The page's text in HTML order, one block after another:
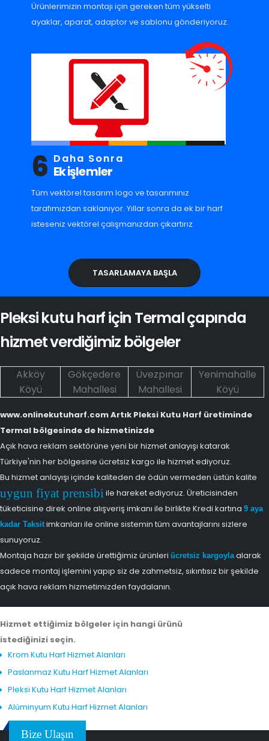
Ürünlerimizin montajı için gereken tüm yükselti
ayaklar, aparat, adaptor ve sablonu gönderiyoruz.
6 Daha Sonra
Ek işlemler
Tüm vektörel tasarım logo ve tasarımınız
tarafımızdan saklanıyor. Yıllar sonra da ek bir harf
isteseniz vektörel çalışmanızdan çıkartırız.
TASARLAMAYA BAŞLA
Pleksi kutu harf için Termal çapında
hizmet verdiğimiz bölgeler
Akköy
Köyü
Gökçedere
Mahallesi
Üvezpınar
Mahallesi
Yenimahalle
Köyü
www.onlinekutuharf.com Artık Pleksi Kutu Harf üretiminde
Termal bölgesinde de hizmetinizde
Açık hava reklam sektörüne yeni bir hizmet anlayışı katarak
Türkiye'nin her bölgesine ücretsiz kargo ile hizmet ediyoruz.
Bu hizmet anlayışı içinde kaliteden de ödün vermeden üstün kalite
uygun fiyat prensibi ile hareket ediyoruz. Üreticisinden
tüketicisine direk online alışveriş imkanı ile birlikte Kredi kartına 9 aya
kadar Taksitimkanları ile online sistemin tüm avantajlarını sizlere
sunuyoruz.
Montaja hazır bir şekilde ürettiğimiz ürünleri ücretsiz kargoylaalarak
sadece montaj işlemini yapıp siz de zahmetsiz, sıkıntısız bir şekilde
açık hava reklam hizmetimizden faydalanın.
Hizmet ettiğimiz bölgeler için hangi ürünü
istediğinizi seçin.
Krom Kutu Harf Hizmet Alanları
Paslanmaz Kutu Harf Hizmet Alanları
Pleksi Kutu Harf Hizmet Alanları
Alüminyum Kutu Harf Hizmet Alanları
Bize Ulaşın